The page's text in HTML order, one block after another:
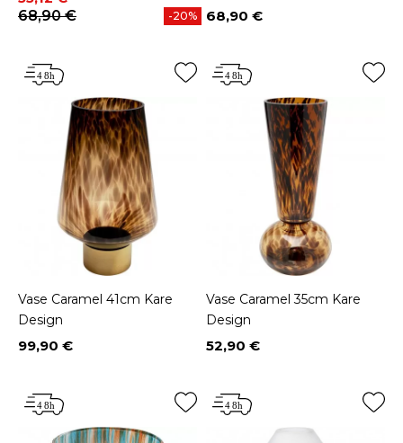
68,90 €
-20% Prix
68,90 €
Vase Caramel 41cm Kare
Design
Prix
99,90 €
Vase Caramel 35cm Kare
Design
Prix
52,90 €